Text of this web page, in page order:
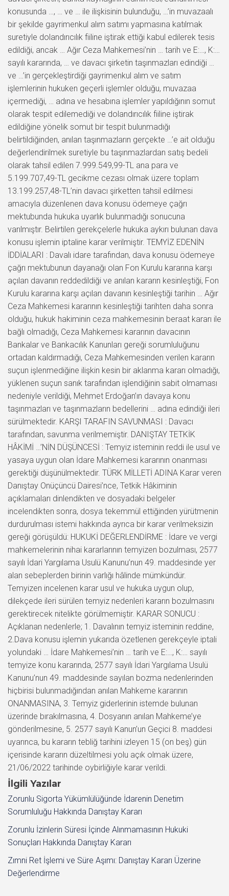
konusunda …, … ve … ile ilişkisinin bulunduğu, …’in muvazaalı
bir şekilde gayrimenkul alım satımı yapmasına katılmak
suretiyle dolandırıcılık fiiline iştirak ettiği kabul edilerek tesis
edildiği, ancak … Ağır Ceza Mahkemesi’nin … tarih ve E:…, K:…
sayılı kararında, … ve davacı şirketin taşınmazları edindiği …
ve …’in gerçekleştirdiği gayrimenkul alım ve satım
işlemlerinin hukuken geçerli işlemler olduğu, muvazaa
içermediği, … adına ve hesabına işlemler yapıldığının somut
olarak tespit edilemediği ve dolandırıcılık fiiline iştirak
edildiğine yönelik somut bir tespit bulunmadığı
belirtildiğinden, anılan taşınmazların gerçekte …’e ait olduğu
değerlendirilmek suretiyle bu taşınmazlardan satış bedeli
olarak tahsil edilen 7.999.549,99-TL ana para ve
5.199.707,49-TL gecikme cezası olmak üzere toplam
13.199.257,48-TL’nin davacı şirketten tahsil edilmesi
amacıyla düzenlenen dava konusu ödemeye çağrı
mektubunda hukuka uyarlık bulunmadığı sonucuna
varılmıştır. Belirtilen gerekçelerle hukuka aykırı bulunan dava
konusu işlemin iptaline karar verilmiştir. TEMYİZ EDENİN
İDDİALARI : Davalı idare tarafından, dava konusu ödemeye
çağrı mektubunun dayanağı olan Fon Kurulu kararına karşı
açılan davanın reddedildiği ve anılan kararın kesinleştiği, Fon
Kurulu kararına karşı açılan davanın kesinleştiği tarihin … Ağır
Ceza Mahkemesi kararının kesinleştiği tarihten daha sonra
olduğu, hukuk hakiminin ceza mahkemesinin beraat kararı ile
bağlı olmadığı, Ceza Mahkemesi kararının davacının
Bankalar ve Bankacılık Kanunları gereği sorumluluğunu
ortadan kaldırmadığı, Ceza Mahkemesinden verilen kararın
suçun işlenmediğine ilişkin kesin bir aklanma kararı olmadığı,
yüklenen suçun sanık tarafından işlendiğinin sabit olmaması
nedeniyle verildiği, Mehmet Erdoğan’ın davaya konu
taşınmazları ve taşınmazların bedellerini … adına edindiği ileri
sürülmektedir. KARŞI TARAFIN SAVUNMASI : Davacı
tarafından, savunma verilmemiştir. DANIŞTAY TETKİK
HÂKİMİ …’NİN DÜŞÜNCESİ : Temyiz isteminin reddi ile usul ve
yasaya uygun olan İdare Mahkemesi kararının onanması
gerektiği düşünülmektedir. TÜRK MİLLETİ ADINA Karar veren
Danıştay Onüçüncü Dairesi’nce, Tetkik Hâkiminin
açıklamaları dinlendikten ve dosyadaki belgeler
incelendikten sonra, dosya tekemmül ettiğinden yürütmenin
durdurulması istemi hakkında ayrıca bir karar verilmeksizin
gereği görüşüldü: HUKUKİ DEĞERLENDİRME : İdare ve vergi
mahkemelerinin nihai kararlarının temyizen bozulması, 2577
sayılı İdari Yargılama Usulü Kanunu’nun 49. maddesinde yer
alan sebeplerden birinin varlığı hâlinde mümkündür.
Temyizen incelenen karar usul ve hukuka uygun olup,
dilekçede ileri sürülen temyiz nedenleri kararın bozulmasını
gerektirecek nitelikte görülmemiştir. KARAR SONUCU :
Açıklanan nedenlerle; 1. Davalının temyiz isteminin reddine,
2.Dava konusu işlemin yukarıda özetlenen gerekçeyle iptali
yolundaki … İdare Mahkemesi’nin … tarih ve E:…, K:… sayılı
temyize konu kararında, 2577 sayılı İdari Yargılama Usulü
Kanunu’nun 49. maddesinde sayılan bozma nedenlerinden
hiçbirisi bulunmadığından anılan Mahkeme kararının
ONANMASINA, 3. Temyiz giderlerinin istemde bulunan
üzerinde bırakılmasına, 4. Dosyanın anılan Mahkeme’ye
gönderilmesine, 5. 2577 sayılı Kanun’un Geçici 8. maddesi
uyarınca, bu kararın tebliğ tarihini izleyen 15 (on beş) gün
içerisinde kararın düzeltilmesi yolu açık olmak üzere,
21/06/2022 tarihinde oybirliğiyle karar verildi.
İlgili Yazılar
Zorunlu Sigorta Yükümlülüğünde İdarenin Denetim
Sorumluluğu Hakkında Danıştay Kararı
Zorunlu İzinlerin Süresi İçinde Alınmamasının Hukuki
Sonuçları Hakkında Danıştay Kararı
Zımni Ret İşlemi ve Süre Aşımı: Danıştay Kararı Üzerine
Değerlendirme